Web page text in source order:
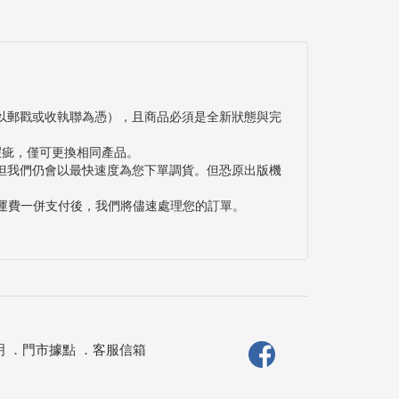
戳或收執聯為憑），且商品必須是全新狀態與完
，僅可更換相同產品。
們仍會以最快速度為您下單調貨。但恐原出版機
一併支付後，我們將儘速處理您的訂單。
． 門市據點． 客服信箱